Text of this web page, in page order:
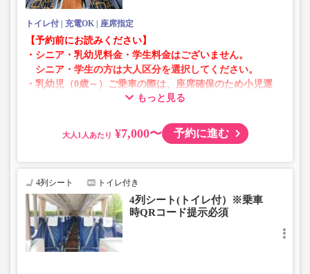
トイレ付 充電OK 座席指定
【予約前にお読みください】
・シニア・乳幼児料金・学生料金はございません。
シニア・学生の方は大人区分を選択してください。
・乳幼児（0歳～）ご乗車の際は、座席確保のため小児運
賃での乗車券が必要です。
・AM1時～5時の間はシステムメンテナンスの為ご予約が
・在庫の状況はリアルタイムの表示ではございません。
※売り切れの場合でも残数が表示される場合がありま
す。
・販売日・便ごとに随時価格が変動いたします。購入時に
販売価格をご確認の上でご予約をお願いいたします。
・一部取り扱いのない停留所がある場合がございます。
もっと見る
大人 ¥7,000〜 予約に進む
4列シート トイレ付き
4列シート(トイレ付）※乗車
時QRコード提示必須